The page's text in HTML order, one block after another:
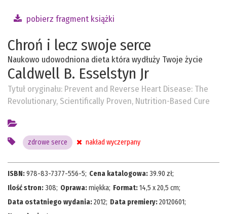
pobierz fragment książki
Chroń i lecz swoje serce
Naukowo udowodniona dieta która wydłuży Twoje życie
Caldwell B. Esselstyn Jr
Tytuł oryginału: Prevent and Reverse Heart Disease: The
Revolutionary, Scientifically Proven, Nutrition-Based Cure
zdrowe serce nakład wyczerpany
ISBN:978-83-7377-556-5; Cena katalogowa:39.90 zł;
Ilość stron:308; Oprawa:miękka; Format:14,5 x 20,5 cm;
Data ostatniego wydania:2012; Data premiery:20120601;